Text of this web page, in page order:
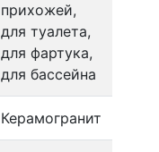
прихожей,
для туалета,
для фартука,
для бассейна
Керамогранит